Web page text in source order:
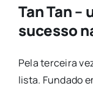
Tan Tan –
sucesso
Pela terceira
lista. Fundado